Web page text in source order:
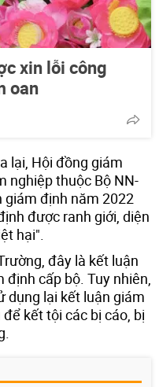
xin lỗi công
oan
lại, Hội đồng giám
nghiệp thuộc Bộ NN-
giám định năm 2022
được ranh giới, diện
hại".
đây là kết luận
cấp bộ. Tuy nhiên,
dụng lại kết luận giám
kết tội các bị cáo, bị